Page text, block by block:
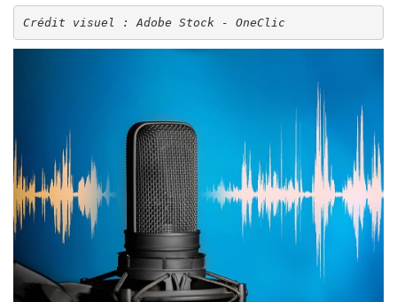
Crédit visuel : Adobe Stock - OneClic